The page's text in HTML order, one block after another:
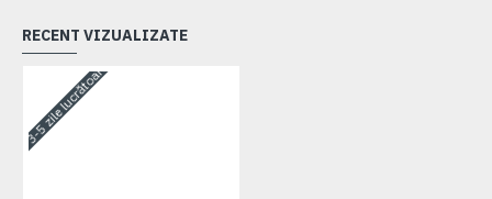
RECENT VIZUALIZATE
3-5 zile lucrătoare